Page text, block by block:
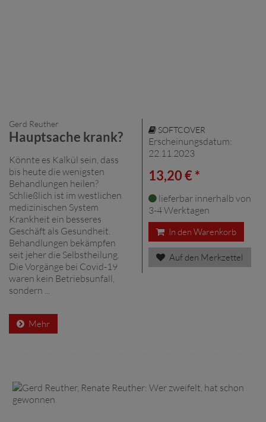
Gerd Reuther
Hauptsache krank?
Könnte es Kalkül sein, dass
bis heute die wenigsten
Behandlungen heilen?
Schließlich ist im westlichen
medizinischen System
Krankheit ein besseres
Geschäft als Gesundheit.
Behandlungen bekämpfen
seit jeher die Selbstheilung.
Die Vorgänge bei Covid-19
waren kein Betriebsunfall,
sondern ...
Mehr
SOFTCOVER
Erscheinungsdatum:
22.11.2023
13,20 € *
lieferbar innerhalb von
3-4 Werktagen
In den Warenkorb
Auf den Merkzettel